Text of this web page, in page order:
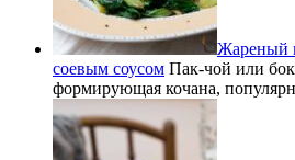
Жареный
соевым соусом Пак-чой или
формирующая кочана,